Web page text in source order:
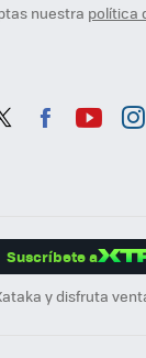
nuestra política
Suscríbete a
y disfruta